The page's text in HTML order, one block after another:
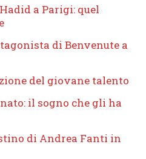
a Parigi: quel
di Benvenute a
del giovane talento
il sogno che gli ha
di Andrea Fanti in